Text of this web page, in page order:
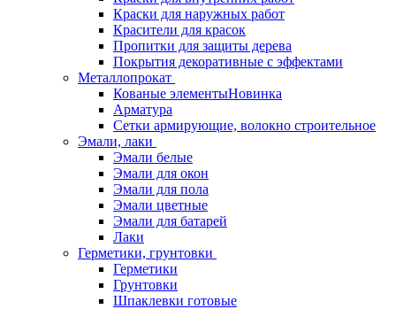
Краски для наружных работ
Красители для красок
Пропитки для защиты дерева
Покрытия декоративные с эффектами
Металлопрокат
Кованые элементыНовинка
Арматура
Сетки армирующие, волокно строительное
Эмали, лаки
Эмали белые
Эмали для окон
Эмали для пола
Эмали цветные
Эмали для батарей
Лаки
Герметики, грунтовки
Герметики
Грунтовки
Шпаклевки готовые